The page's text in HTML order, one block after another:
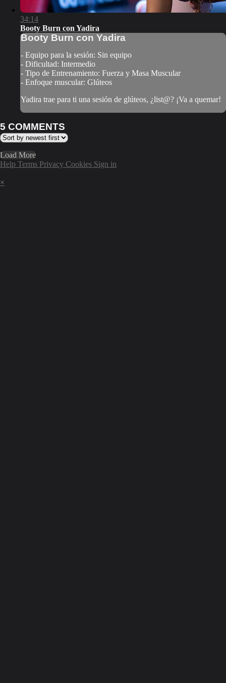
34:14
Booty Burn con Yadira
Booty Burn con Yadira
- Equipo para la sesión: Sin equipo
- Dificultad: Intermedio
- Tipo de Entrenamiento: Fuerza y Masa Muscular
- Enfoque muscular: Glúteos
Yadira trae para ti una sesión de glúteos, ¿list@? ¡Va a quemar!
5 COMMENTS
Load More
Help Terms Privacy Cookies Sign in
×